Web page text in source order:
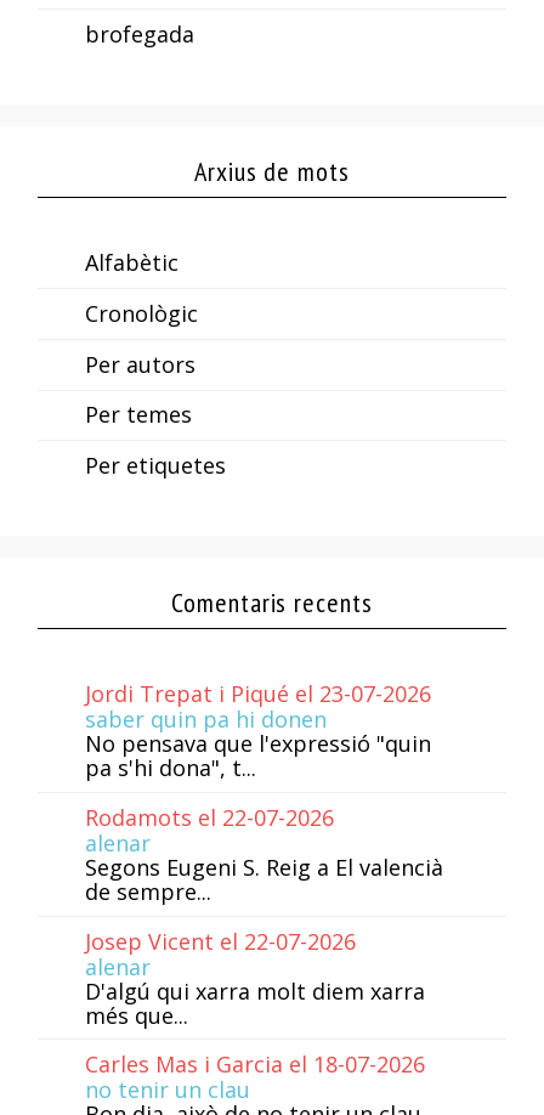
brofegada
Arxius de mots
Alfabètic
Cronològic
Per autors
Per temes
Per etiquetes
Comentaris recents
Jordi Trepat i Piqué el 23-07-2026
saber quin pa hi donen
No pensava que l'expressió "quin
pa s'hi dona", t...
Rodamots el 22-07-2026
alenar
Segons Eugeni S. Reig a El valencià
de sempre...
Josep Vicent el 22-07-2026
alenar
D'algú qui xarra molt diem xarra
més que...
Carles Mas i Garcia el 18-07-2026
no tenir un clau